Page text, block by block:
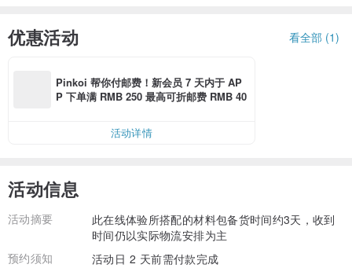
优惠活动 看全部 (1)
Pinkoi 帮你付邮费！新会员 7 天内于 AP
P 下单满 RMB 250 最高可折邮费 RMB 40
活动详情
活动信息
活动摘要
此在线体验所搭配的材料包备货时间约3天，收到
时间仍以实际物流安排为主
预约须知
活动日 2 天前需付款完成